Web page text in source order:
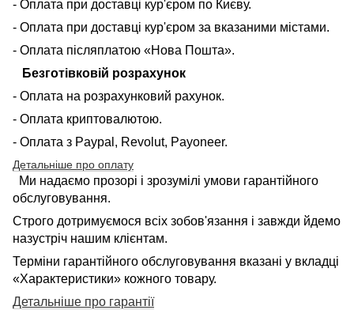
- Оплата при доставці кур'єром по Києву.
- Оплата при доставці кур'єром за вказаними містами.
- Оплата післяплатою «Нова Пошта».
Безготівковій розрахунок
- Оплата на розрахунковий рахунок.
- Оплата криптовалютою.
- Оплата з Paypal, Revolut, Payoneer.
Детальніше про оплату
Ми надаємо прозорі і зрозумілі умови гарантійного
обслуговування.
Строго дотримуємося всіх зобов'язання і завжди йдемо
назустріч нашим клієнтам.
Терміни гарантійного обслуговування вказані у вкладці
«Характеристики» кожного товару.
Детальніше про гарантії